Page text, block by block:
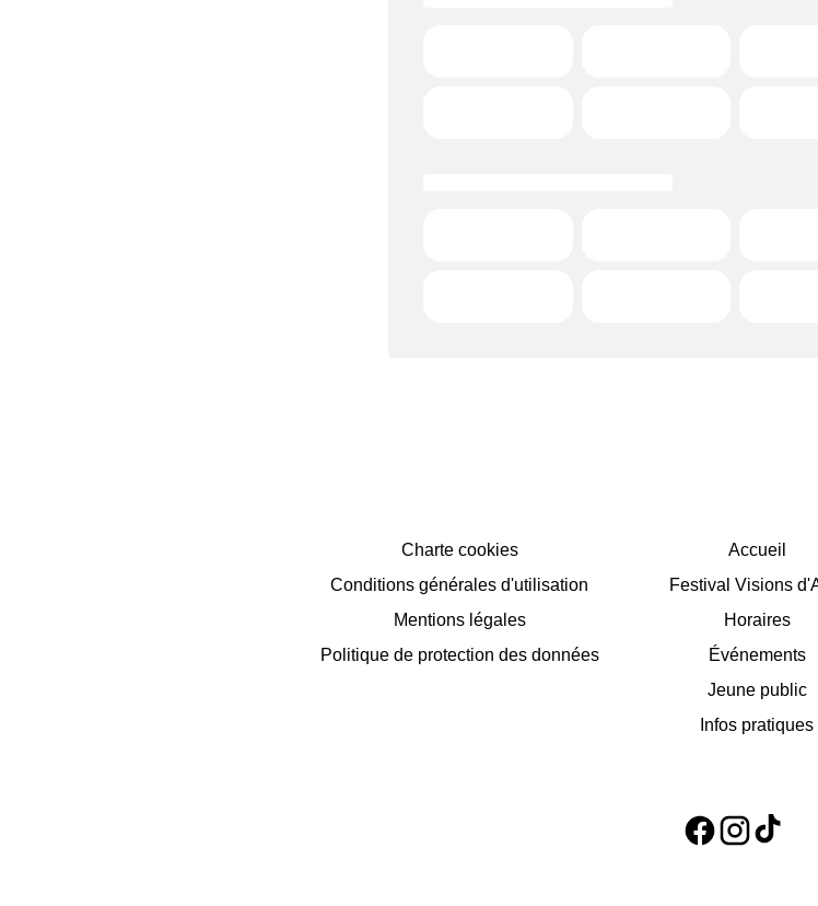
Charte cookies
Conditions générales d'utilisation
Mentions légales
Politique de protection des données
Accueil
Festival Visions
Horaires
Événements
Jeune public
Infos pratiques